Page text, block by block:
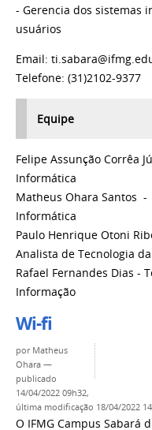
- Gerencia dos sistemas
usuários
Email:
Telefone: (31)2102-9377
Equipe
Felipe Assunção Corrêa
Informática
Matheus Ohara Santos
Informática
Paulo Henrique Otoni
Analista de Tecnologia
Rafael Fernandes Dias -
Informação
Wi-fi
por Matheus
Ohara —
publicado
14/04/2022 09h32,
última modificação 18/04/2022
O IFMG Campus Sabará